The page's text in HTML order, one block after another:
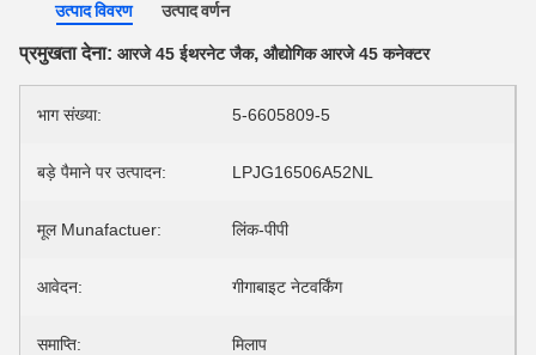
उत्पाद विवरण उत्पाद वर्णन
प्रमुखता देना: आरजे 45 ईथरनेट जैक, औद्योगिक आरजे 45 कनेक्टर
भाग संख्या: 5-6605809-5
बड़े पैमाने पर उत्पादन: LPJG16506A52NL
मूल Munafactuer: लिंक-पीपी
आवेदन: गीगाबाइट नेटवर्किंग
समाप्ति: मिलाप